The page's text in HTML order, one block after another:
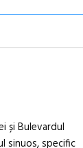
și Bulevardul
sinuos, specific
Cinemascop